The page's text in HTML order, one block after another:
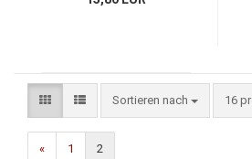
Sortieren nach 16
« 1 2